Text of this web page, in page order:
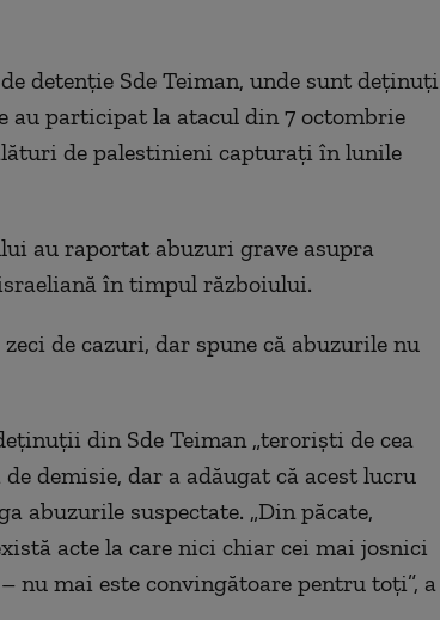
detenţie Sde Teiman, unde sunt deţinuţi
participat la atacul din 7 octombrie
de palestinieni capturaţi în lunile
au raportat abuzuri grave asupra
în timpul războiului.
de cazuri, dar spune că abuzurile nu
din Sde Teiman „terorişti de cea
demisie, dar a adăugat că acest lucru
abuzurile suspectate. „Din păcate,
acte la care nici chiar cei mai josnici
nu mai este convingătoare pentru toţi”, a